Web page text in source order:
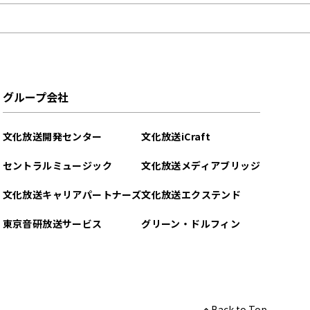
グループ会社
文化放送開発センター
セントラルミュージック
文化放送キャリアパートナーズ
東京音研放送サービス
文化放送iCraft
文化放送メディアブリッジ
文化放送エクステンド
グリーン・ドルフィン